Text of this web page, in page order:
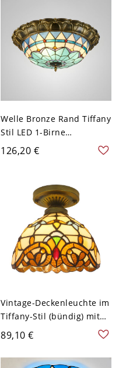
Welle Bronze Rand Tiffany
Stil LED 1-Birne
Deckenlampe Schale
Blaues Glas
110V-120V 40,64 cm
Weißlicht
126,20 €
Vintage-Deckenleuchte im
Tiffany-Stil (bündig) mit
handgefertigtem
Buntglasschirm, Art-déco-
Leuchte für Schlafzimmer
89,10 €